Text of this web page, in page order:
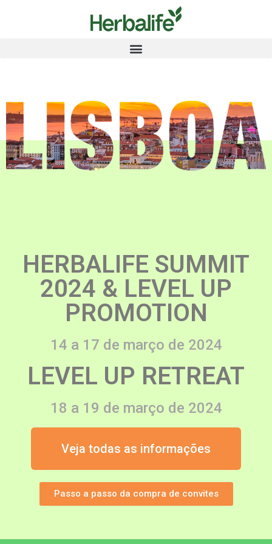
HERBALIFE SUMMIT
2024 & LEVEL UP
PROMOTION
14 a 17 de março de 2024
LEVEL UP RETREAT
18 a 19 de março de 2024
Veja todas as informações
Passo a passo da compra de convites